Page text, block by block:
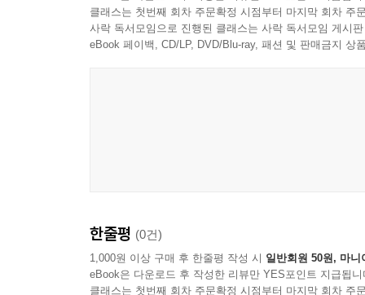
클래스는 첫번째 회차 주문확정 시점부터 마지막 회차 주
사락 독서모임으로 진행된 클래스는 사락 독서모임 게시
eBook 페이백, CD/LP, DVD/Blu-ray, 패션 및 판매금지 상
한줄평 (0건)
1,000원 이상 구매 후 한줄평 작성 시 일반회원 50원, 마니
eBook은 다운로드 후 작성한 리뷰만 YES포인트 지급됩니
클래스는 첫번째 회차 주문확정 시점부터 마지막 회차 주